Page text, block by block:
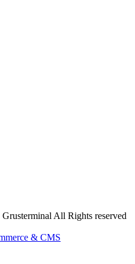
All Rights reserved
& CMS